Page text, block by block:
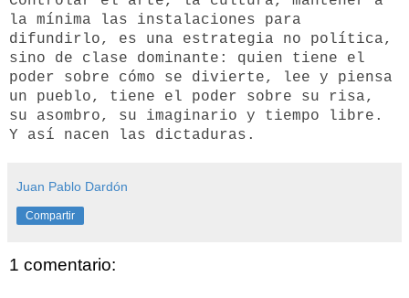
la mínima las instalaciones para
difundirlo, es una estrategia no política,
sino de clase dominante: quien tiene el
poder sobre cómo se divierte, lee y piensa
un pueblo, tiene el poder sobre su risa,
su asombro, su imaginario y tiempo libre.
Y así nacen las dictaduras.
Juan Pablo Dardón
Compartir
1 comentario: